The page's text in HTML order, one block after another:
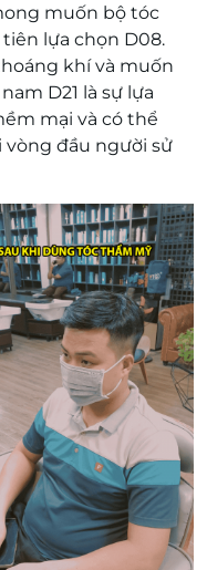
muốn bộ tóc
lựa chọn D08.
khí và muốn
D21 là sự lựa
mại và có thể
đầu người sử